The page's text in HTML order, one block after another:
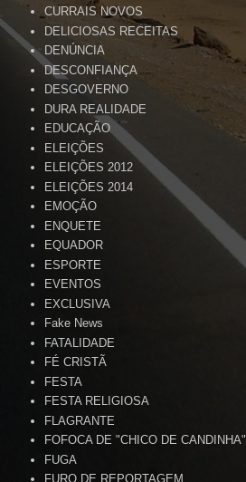
CURRAIS NOVOS
DELICIOSAS RECEITAS
DENÚNCIA
DESCONFIANÇA
DESGOVERNO
DURA REALIDADE
EDUCAÇÃO
ELEIÇÕES
ELEIÇÕES 2012
ELEIÇÕES 2014
EMOÇÃO
ENQUETE
EQUADOR
ESPORTE
EVENTOS
EXCLUSIVA
Fake News
FATALIDADE
FÉ CRISTÃ
FESTA
FESTA RELIGIOSA
FLAGRANTE
FOFOCA DE "CHICO DE CANDINHA"
FUGA
FURO DE REPORTAGEM